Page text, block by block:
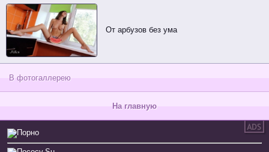
От арбузов без ума
В фотогаллерею
На главную
Порно